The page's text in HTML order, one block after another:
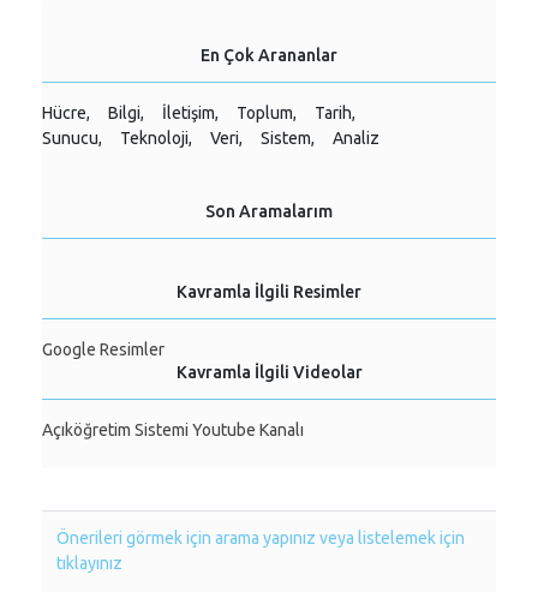
En Çok Arananlar
Hücre, Bilgi, İletişim, Toplum,
Tarih,
Sunucu,
Teknoloji, Veri, Sistem, Analiz
Son Aramalarım
Kavramla İlgili Resimler
Google Resimler
Kavramla İlgili Videolar
Açıköğretim Sistemi Youtube Kanalı
Önerileri görmek için arama yapınız veya listelemek için
tıklayınız